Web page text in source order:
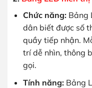
Chức năng:Bảng
dân biết được số
quầy tiếp nhận.
trí dễ nhìn, thông
gọi.
Tính năng:Bảng